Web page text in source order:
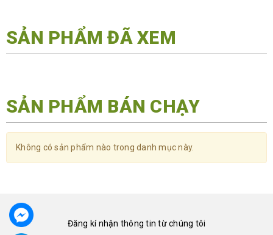
SẢN PHẨM ĐÃ XEM
SẢN PHẨM BÁN CHẠY
Không có sản phẩm nào trong danh mục này.
Đăng kí nhận thông tin từ chúng tôi